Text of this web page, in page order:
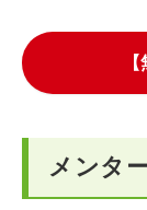
メンタ